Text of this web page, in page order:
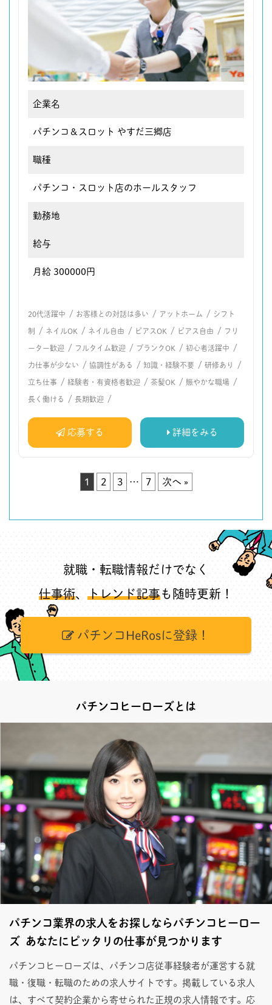
企業名
パチンコ＆スロット やすだ三郷店
職種
パチンコ・スロット店のホールスタッフ
勤務地
給与
月給 300000円
20代活躍中 / お客様との対話は多い / アットホーム / シフト
制 / ネイルOK / ネイル自由 / ピアスOK / ピアス自由 / フリ
ーター歓迎 / フルタイム歓迎 / ブランクOK / 初心者活躍中 /
力仕事が少ない / 協調性がある / 知識・経験不要 / 研修あり /
立ち仕事 / 経験者・有資格者歓迎 / 茶髪OK / 賑やかな職場 /
長く働ける / 長期歓迎 /
応募する 詳細をみる
1 2 3 … 7 次へ »
就職・転職情報だけでなく
仕事術、 トレンド記事も随時更新！
パチンコHeRosに登録！
パチンコヒーローズとは
パチンコ業界の求人をお探しならパチンコヒーロー
ズ あなたにピッタリの仕事が見つかります
パチンコヒーローズは、パチンコ店従事経験者が運営する就
職・復職・転職のための求人サイトです。掲載している求人
は、すべて契約企業から寄せられた正規の求人情報です。応